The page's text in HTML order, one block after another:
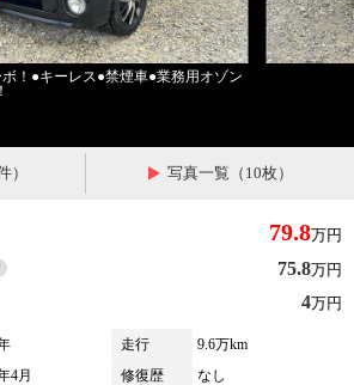
！●キーレス●禁煙車●業務用オゾン
） 写真一覧（10枚）
79.8万円
75.8万円
4万円
走行
9.6万km
4月 修復歴
なし